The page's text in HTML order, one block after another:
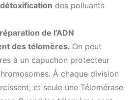
des polluants
de l’ADN
des télomères. On peut
à un capuchon protecteur
À chaque division
et seule une Télomérase